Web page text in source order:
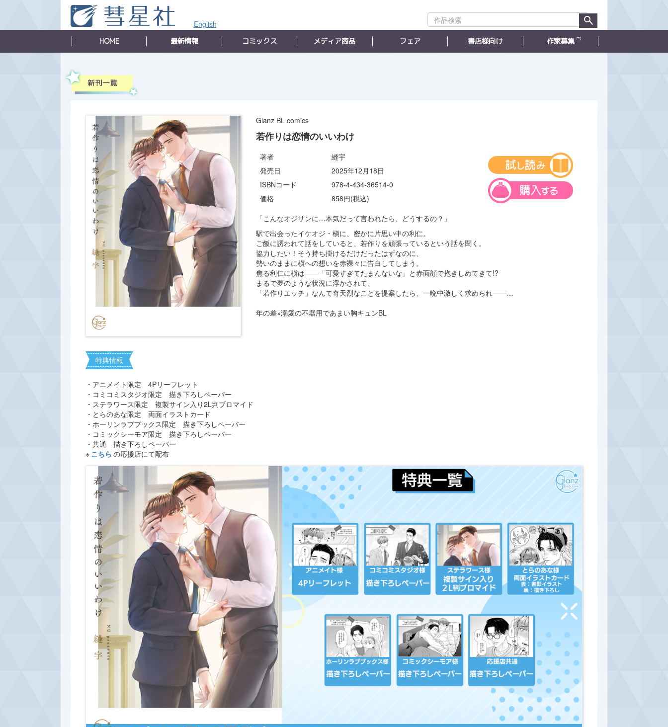
English
作
品
HOME 最新情報 コミックス メディア商品 フェア 書店様向け 作家募集
Glanz BL comics
若作りは恋情のいいわけ
著者
縫宇
発売日
2025年12月18日
ISBNコード
978-4-434-36514-0
価格
858円(税込)
「こんなオジサンに…本気だって言われたら、どうするの？」
駅で出会ったイケオジ・槇に、密かに片思い中の利仁。
ご飯に誘われて話をしていると、若作りを頑張っているという話を聞く。
協力したい！そう持ち掛けるだけだったはずなのに、
勢いのままに槇への想いを赤裸々に告白してしまう。
焦る利仁に槇は――「可愛すぎてたまんないな」と赤面顔で抱きしめてきて!?
まるで夢のような状況に浮かされて、
「若作りエッチ」なんて奇天烈なことを提案したら、一晩中激しく求められ――…
年の差×溺愛の不器用であまい胸キュンBL
特典情報
・アニメイト限定 4Pリーフレット
・コミコミスタジオ限定 描き下ろしペーパー
・ステラワース限定 複製サイン入り2L判ブロマイド
・とらのあな限定 両面イラストカード
・ホーリンラブブックス限定 描き下ろしペーパー
・コミックシーモア限定 描き下ろしペーパー
・共通 描き下ろしペーパー
※ こちら の応援店にて配布